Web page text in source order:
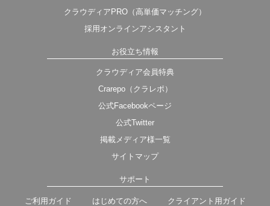
クラウディアPRO（高単価マッチング）
採用オンラインアシスタント
お役立ち情報
クラウディア会員特典
Crarepo（クラレポ）
公式Facebookページ
公式Twitter
掲載メディア様一覧
サイトマップ
サポート
ご利用ガイド はじめての方へ クライアント用ガイド